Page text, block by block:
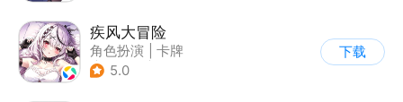
疾风大冒险
角色扮演
卡牌
| 美少女
5.0
下载